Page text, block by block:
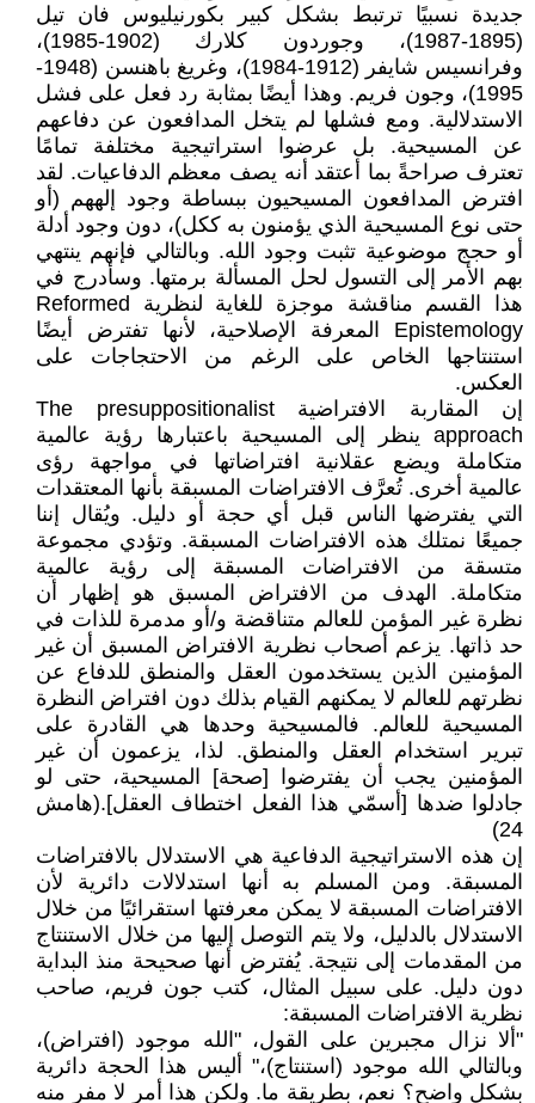
جديدة نسبيًا ترتبط بشكل كبير بكورنيليوس فان تيل
(1895-1987)، وجوردون كلارك (1902-1985)،
وفرانسيس شايفر (1912-1984)، وغريغ باهنسن (1948-
1995)، وجون فريم. وهذا أيضًا بمثابة رد فعل على فشل
الاستدلالية. ومع فشلها لم يتخل المدافعون عن دفاعهم
عن المسيحية. بل عرضوا استراتيجية مختلفة تمامًا
تعترف صراحةً بما أعتقد أنه يصف معظم الدفاعيات. لقد
افترض المدافعون المسيحيون ببساطة وجود إلههم (أو
حتى نوع المسيحية الذي يؤمنون به ككل)، دون وجود أدلة
أو حجج موضوعية تثبت وجود الله. وبالتالي فإنهم ينتهي
بهم الأمر إلى التسول لحل المسألة برمتها. وسأدرج في
هذا القسم مناقشة موجزة للغاية لنظرية Reformed
Epistemology المعرفة الإصلاحية، لأنها تفترض أيضًا
استنتاجها الخاص على الرغم من الاحتجاجات على
العكس.
إن المقاربة الافتراضية The presuppositionalist
approach ينظر إلى المسيحية باعتبارها رؤية عالمية
متكاملة ويضع عقلانية افتراضاتها في مواجهة رؤى
عالمية أخرى. تُعرَّف الافتراضات المسبقة بأنها المعتقدات
التي يفترضها الناس قبل أي حجة أو دليل. ويُقال إننا
جميعًا نمتلك هذه الافتراضات المسبقة. وتؤدي مجموعة
متسقة من الافتراضات المسبقة إلى رؤية عالمية
متكاملة. الهدف من الافتراض المسبق هو إظهار أن
نظرة غير المؤمن للعالم متناقضة و/أو مدمرة للذات في
حد ذاتها. يزعم أصحاب نظرية الافتراض المسبق أن غير
المؤمنين الذين يستخدمون العقل والمنطق للدفاع عن
نظرتهم للعالم لا يمكنهم القيام بذلك دون افتراض النظرة
المسيحية للعالم. فالمسيحية وحدها هي القادرة على
تبرير استخدام العقل والمنطق. لذا، يزعمون أن غير
المؤمنين يجب أن يفترضوا [صحة] المسيحية، حتى لو
جادلوا ضدها [أسمّي هذا الفعل اختطاف العقل].(هامش
24)
إن هذه الاستراتيجية الدفاعية هي الاستدلال بالافتراضات
المسبقة. ومن المسلم به أنها استدلالات دائرية لأن
الافتراضات المسبقة لا يمكن معرفتها استقرائيًا من خلال
الاستدلال بالدليل، ولا يتم التوصل إليها من خلال الاستنتاج
من المقدمات إلى نتيجة. يُفترض أنها صحيحة منذ البداية
دون دليل. على سبيل المثال، كتب جون فريم، صاحب
نظرية الافتراضات المسبقة:
"ألا نزال مجبرين على القول، "الله موجود (افتراض)،
وبالتالي الله موجود (استنتاج)،" أليس هذا الحجة دائرية
بشكل واضح؟ نعم، بطريقة ما. ولكن هذا أمر لا مفر منه